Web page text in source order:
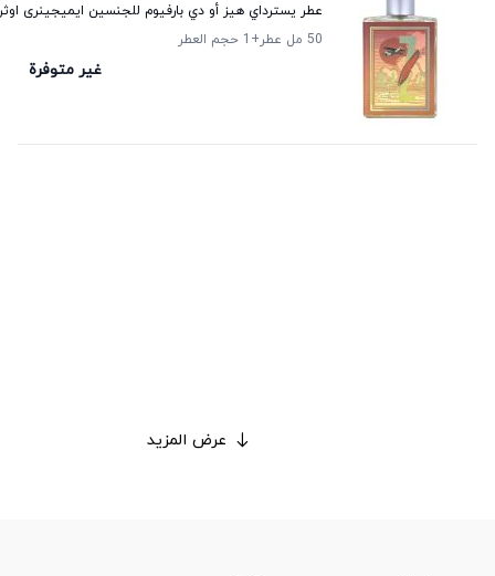
عطر يسترداي هيز أو دي بارفيوم للجنسين ایميجینری
50 مل عطر
+1 حجم العطر
غير متوفرة
عرض المزيد